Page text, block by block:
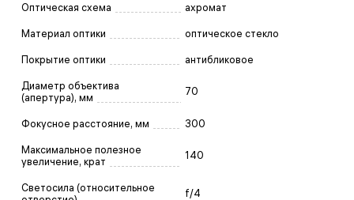
Оптическая схема ахромат
Материал оптики оптическое стекло
Покрытие оптики антибликовое
Диаметр объектива
(апертура), мм
70
Фокусное расстояние, мм 300
Максимальное полезное
увеличение, крат
140
Светосила (относительное
f/4